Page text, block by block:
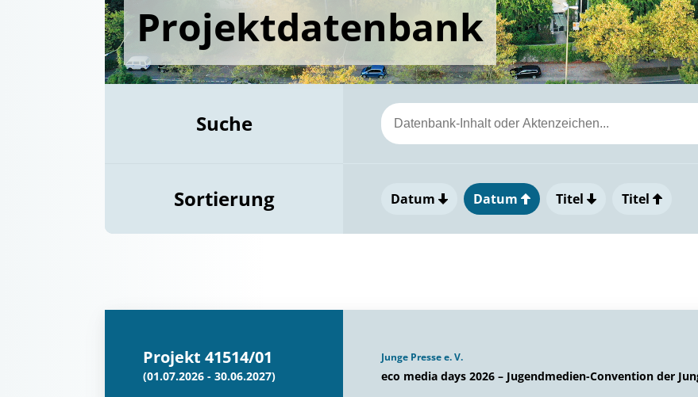
Projektdatenbank
Suche
Sortierung Datum Datum Titel Titel
Projekt 41514/01
(01.07.2026 - 30.06.2027)
Junge Presse e. V.
eco media days 2026 – Jugendmedien-Convention der